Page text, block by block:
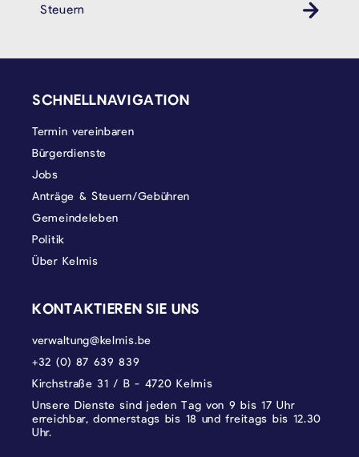
Steuern
SCHNELLNAVIGATION
Termin vereinbaren
Bürgerdienste
Jobs
Anträge & Steuern/Gebühren
Gemeindeleben
Politik
Über Kelmis
KONTAKTIEREN SIE UNS
verwaltung@kelmis.be
+32 (0) 87 639 839
Kirchstraße 31 / B - 4720 Kelmis
Unsere Dienste sind jeden Tag von 9 bis 17 Uhr
erreichbar, donnerstags bis 18 und freitags bis 12.30
Uhr.